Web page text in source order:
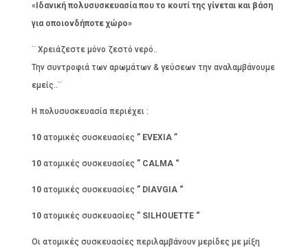
«Ιδανική πολυσυσκευασία που το κουτί της γίνεται και βάση
για οποιονδήποτε χώρο»
¨ Χρειάζεστε μόνο ζεστό νερό..
Την συντροφιά των αρωμάτων & γεύσεων την αναλαμβάνουμε
εμείς..¨
Η πολυσυσκευασία περιέχει :
10 ατομικές συσκευασίες ” EVEXIA ”
10 ατομικές συσκευασίες ” CALMA “
10 ατομικές συσκευασίες ” DIAVGIA “
10 ατομικές συσκευασίες ” SILHOUETTE “
Οι ατομικές συσκευασίες περιλαμβάνουν μερίδες με μίξη